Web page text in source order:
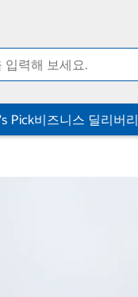
Pick비즈니스 딜리버리